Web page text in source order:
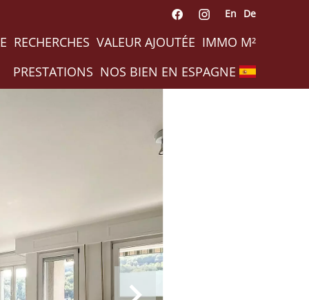
En De
RECHERCHES VALEUR AJOUTÉE IMMO M²
PRESTATIONS NOS BIEN EN ESPAGNE